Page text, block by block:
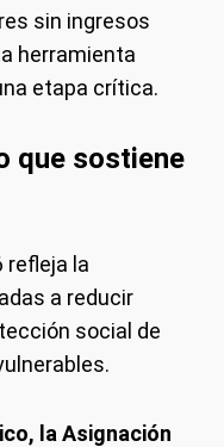
sin ingresos
herramienta
etapa crítica.
que sostiene
refleja la
a reducir
social de
la Asignación